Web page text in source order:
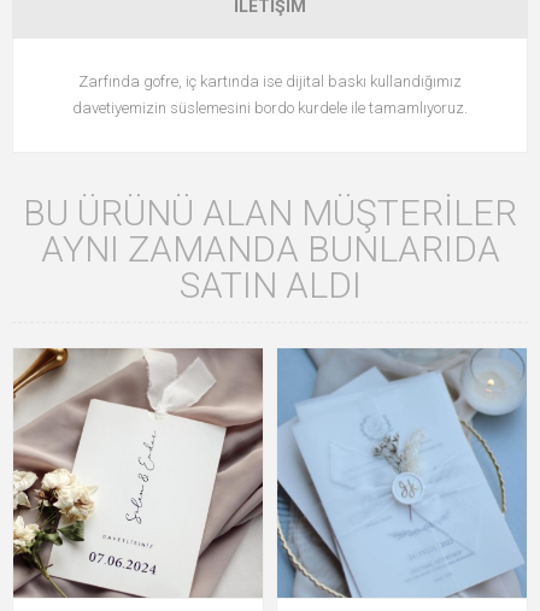
İLETIŞIM
Zarfında gofre, iç kartında ise dijital baskı kullandığımız
davetiyemizin süslemesini bordo kurdele ile tamamlıyoruz.
BU ÜRÜNÜ ALAN MÜŞTERILER
AYNI ZAMANDA BUNLARIDA
SATIN ALDI